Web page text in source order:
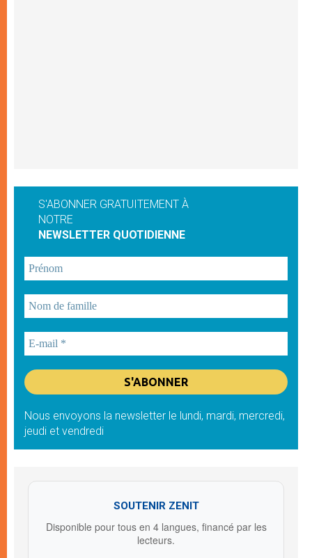
S'ABONNER GRATUITEMENT À
NOTRE
NEWSLETTER QUOTIDIENNE
Nous envoyons la newsletter le lundi, mardi, mercredi,
jeudi et vendredi
SOUTENIR ZENIT
Disponible pour tous en 4 langues, financé par les
lecteurs.